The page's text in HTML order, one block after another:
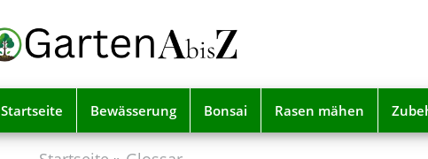
Startseite Bewässerung Bonsai Rasen mähen